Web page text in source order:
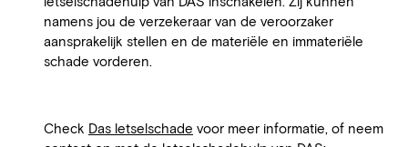
namens jou de verzekeraar van de veroorzaker
aansprakelijk stellen en de materiële en immateriële
schade vorderen.
Check Das letselschade voor meer informatie, of neem